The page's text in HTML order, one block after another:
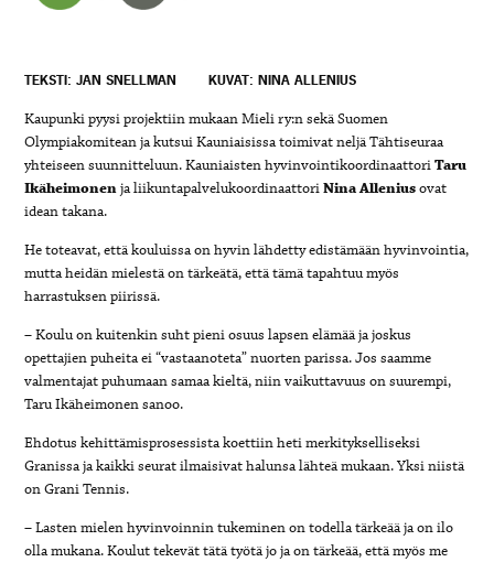
TEKSTI: JAN SNELLMAN KUVAT: NINA ALLENIUS
Kaupunki pyysi projektiin mukaan Mieli ry:n sekä Suomen
Olympiakomitean ja kutsui Kauniaisissa toimivat neljä Tähtiseuraa
yhteiseen suunnitteluun. Kauniaisten hyvinvointikoordinaattoriTaru
Ikäheimonenja liikuntapalvelukoordinaattoriNina Alleniusovat
idean takana.
He toteavat, että kouluissa on hyvin lähdetty edistämään hyvinvointia,
mutta heidän mielestä on tärkeätä, että tämä tapahtuu myös
harrastuksen piirissä.
– Koulu on kuitenkin suht pieni osuus lapsen elämää ja joskus
opettajien puheita ei “vastaanoteta” nuorten parissa. Jos saamme
valmentajat puhumaan samaa kieltä, niin vaikuttavuus on suurempi,
Taru Ikäheimonen sanoo.
Ehdotus kehittämisprosessista koettiin heti merkitykselliseksi
Granissa ja kaikki seurat ilmaisivat halunsa lähteä mukaan. Yksi niistä
on Grani Tennis.
– Lasten mielen hyvinvoinnin tukeminen on todella tärkeää ja on ilo
olla mukana. Koulut tekevät tätä työtä jo ja on tärkeää, että myös me